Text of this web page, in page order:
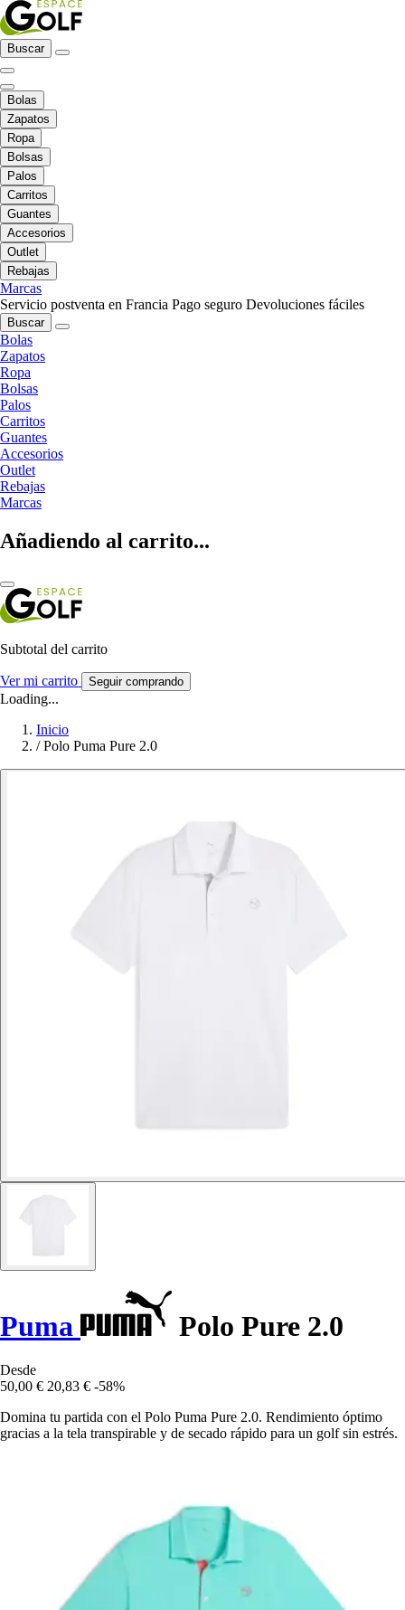
Buscar
Bolas
Zapatos
Ropa
Bolsas
Palos
Carritos
Guantes
Accesorios
Outlet
Rebajas
Marcas
Servicio postventa en Francia Pago seguro Devoluciones fáciles
Buscar
Bolas
Zapatos
Ropa
Bolsas
Palos
Carritos
Guantes
Accesorios
Outlet
Rebajas
Marcas
Añadiendo al carrito...
Subtotal del carrito
Ver mi carrito Seguir comprando
Loading...
Inicio
/ Polo Puma Pure 2.0
Puma Polo Pure 2.0
Desde
50,00 € 20,83 € -58%
Domina tu partida con el Polo Puma Pure 2.0. Rendimiento óptimo
gracias a la tela transpirable y de secado rápido para un golf sin estrés.